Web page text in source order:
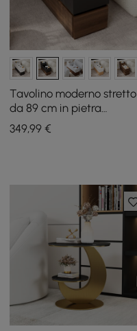
Tavolino moderno stretto
da 89 cm in pietra
sinterizzata con USB e
contenitore
349,99 €